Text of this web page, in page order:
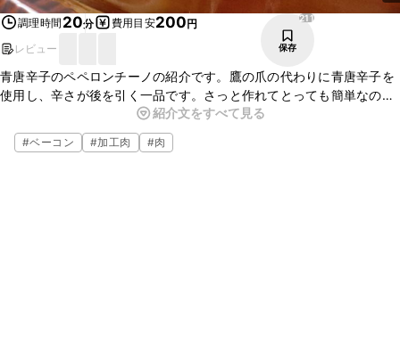
調理時間 20分 費用目安200円
レビュー
211
保存
青唐辛子のペペロンチーノの紹介です。鷹の爪の代わりに青唐辛子を
使用し、辛さが後を引く一品です。さっと作れてとっても簡単なの
で、忙しい時にもおすすめですよ。ニンニクの香りが食欲をそそりま
す。ぜひお試しくださいね。
紹介文をすべて見る
#ベーコン #加工肉 #肉